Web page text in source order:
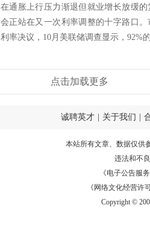
在通胀上行压力渐退但就业增长放缓
会正站在又一次利率调整的十字路口
利率决议，10月美联储调查显示，92%
点击加载更多
诚聘英才 关于我们
本站所有文章、数据仅供
违法和不
《电子公告服务
《网络文化经营许
Copyright ©